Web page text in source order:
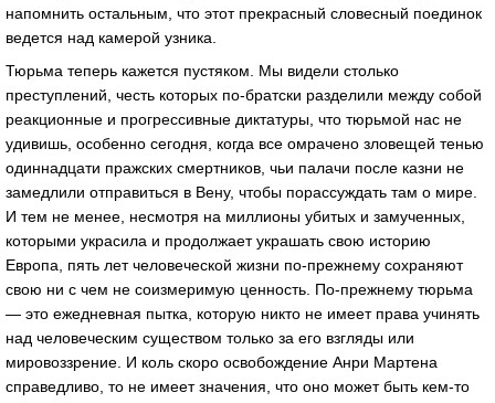
напомнить остальным, что этот прекрасный словесный поединок
ведется над камерой узника.
Тюрьма теперь кажется пустяком. Мы видели столько
преступлений, честь которых по-братски разделили между собой
реакционные и прогрессивные диктатуры, что тюрьмой нас не
удивишь, особенно сегодня, когда все омрачено зловещей тенью
одиннадцати пражских смертников, чьи палачи после казни не
замедлили отправиться в Вену, чтобы порассуждать там о мире.
И тем не менее, несмотря на миллионы убитых и замученных,
которыми украсила и продолжает украшать свою историю
Европа, пять лет человеческой жизни по-прежнему сохраняют
свою ни с чем не соизмеримую ценность. По-прежнему тюрьма
— это ежедневная пытка, которую никто не имеет права учинять
над человеческим существом только за его взгляды или
мировоззрение. И коль скоро освобождение Анри Мартена
справедливо, то не имеет значения, что оно может быть кем-то